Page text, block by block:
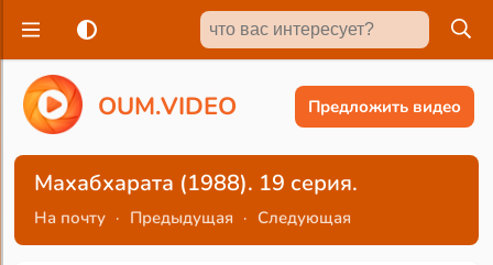
OUM.VIDEO Предложить видео
Махабхарата (1988). 19 серия.
На почту · Предыдущая · Следующая